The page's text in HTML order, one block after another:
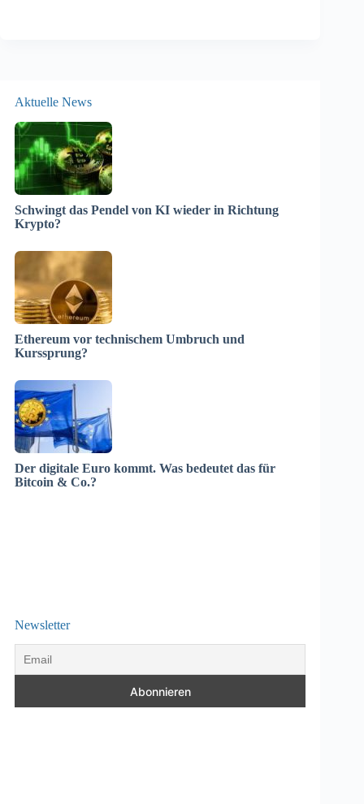
Aktuelle News
Schwingt das Pendel von KI wieder in Richtung
Krypto?
Ethereum vor technischem Umbruch und
Kurssprung?
Der digitale Euro kommt. Was bedeutet das für
Bitcoin & Co.?
Newsletter